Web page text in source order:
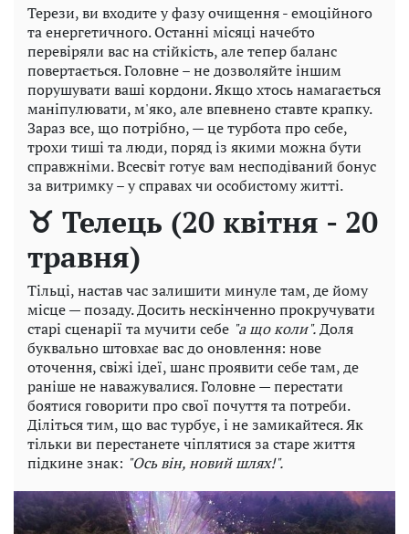
Терези, ви входите у фазу очищення - емоційного
та енергетичного. Останні місяці начебто
перевіряли вас на стійкість, але тепер баланс
повертається. Головне – не дозволяйте іншим
порушувати ваші кордони. Якщо хтось намагається
маніпулювати, м'яко, але впевнено ставте крапку.
Зараз все, що потрібно, — це турбота про себе,
трохи тиші та люди, поряд із якими можна бути
справжніми. Всесвіт готує вам несподіваний бонус
за витримку – у справах чи особистому житті.
♉ Телець (20 квітня - 20
травня)
Тільці, настав час залишити минуле там, де йому
місце — позаду. Досить нескінченно прокручувати
старі сценарії та мучити себе "а що коли".Доля
буквально штовхає вас до оновлення: нове
оточення, свіжі ідеї, шанс проявити себе там, де
раніше не наважувалися. Головне — перестати
боятися говорити про свої почуття та потреби.
Діліться тим, що вас турбує, і не замикайтеся. Як
тільки ви перестанете чіплятися за старе життя
підкине знак: "Ось він, новий шлях!".